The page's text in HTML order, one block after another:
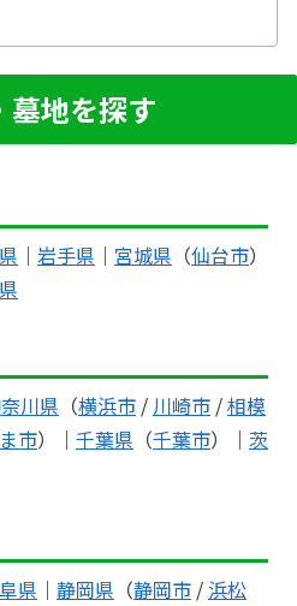
墓地を探す
｜ 岩手県 ｜ 宮城県 （仙台市）
川県 （横浜市 / 川崎市 /相模
市）｜ 千葉県 （千葉市）｜ 茨
県 ｜ 静岡県 （静岡市 / 浜松